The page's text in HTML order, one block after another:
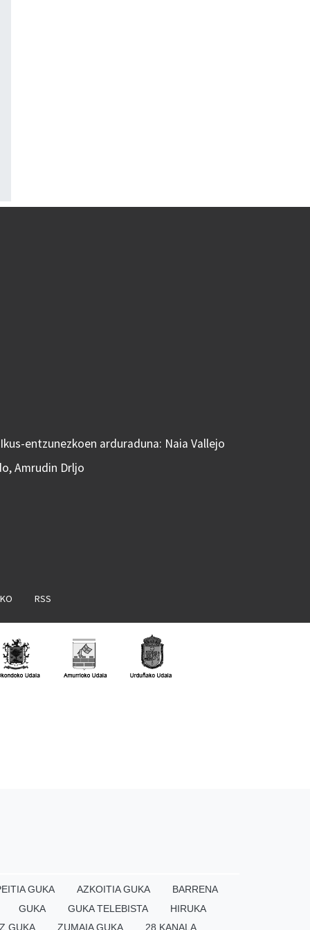
entzunezkoen arduraduna: Naia Vallejo
Amrudin Drljo
RSS
GUKA AZKOITIA GUKA
BARRENA
GUKA
GUKA TELEBISTA
HIRUKA
GUKA
ZUMAIA GUKA 28 KANALA